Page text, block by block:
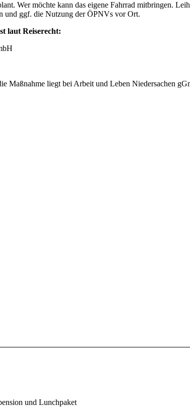
Wer möchte kann das eigene Fahrrad mitbringen.
und ggf. die Nutzung der ÖPNVs vor Ort.
laut Reiserecht:
Maßnahme liegt bei Arbeit und Leben Niedersachen
und Lunchpaket